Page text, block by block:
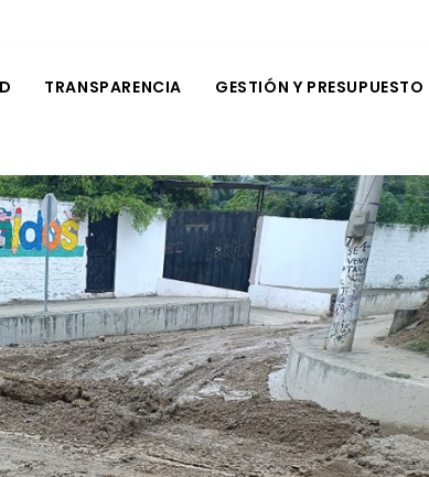
TRANSPARENCIA GESTIÓN Y PRESUPUESTO